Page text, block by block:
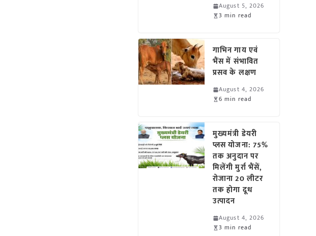
August 5, 2026
3 min read
गाभिन गाय एवं
भैंस में संभावित
प्रसव के लक्षण
August 4, 2026
6 min read
मुख्यमंत्री डेयरी
प्लस योजना: 75%
तक अनुदान पर
मिलेंगी मुर्रा भैंसें,
रोजाना 20 लीटर
तक होगा दूध
उत्पादन
August 4, 2026
3 min read